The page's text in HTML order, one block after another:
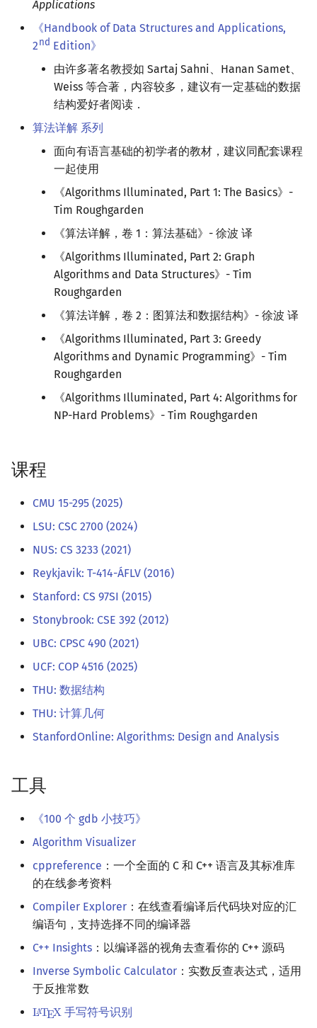
Applications
《Handbook of Data Structures and Applications,
2nd Edition》
由许多著名教授如 Sartaj Sahni、Hanan Samet、
Weiss 等合著，内容较多，建议有一定基础的数据
结构爱好者阅读．
算法详解 系列
面向有语言基础的初学者的教材，建议同配套课程
一起使用
《Algorithms Illuminated, Part 1: The Basics》-
Tim Roughgarden
《算法详解，卷 1：算法基础》- 徐波 译
《Algorithms Illuminated, Part 2: Graph
Algorithms and Data Structures》- Tim
Roughgarden
《算法详解，卷 2：图算法和数据结构》- 徐波 译
《Algorithms Illuminated, Part 3: Greedy
Algorithms and Dynamic Programming》- Tim
Roughgarden
《Algorithms Illuminated, Part 4: Algorithms for
NP-Hard Problems》- Tim Roughgarden
课程
CMU 15-295 (2025)
LSU: CSC 2700 (2024)
NUS: CS 3233 (2021)
Reykjavik: T-414-ÁFLV (2016)
Stanford: CS 97SI (2015)
Stonybrook: CSE 392 (2012)
UBC: CPSC 490 (2021)
UCF: COP 4516 (2025)
THU: 数据结构
THU: 计算几何
StanfordOnline: Algorithms: Design and Analysis
工具
《100 个 gdb 小技巧》
Algorithm Visualizer
cppreference ：一个全面的 C 和 C++ 语言及其标准库
的在线参考资料
Compiler Explorer ：在线查看编译后代码块对应的汇
编语句，支持选择不同的编译器
C++ Insights ：以编译器的视角去查看你的 C++ 源码
Inverse Symbolic Calculator ：实数反查表达式，适用
于反推常数
LATEX
LATEX手写符号识别